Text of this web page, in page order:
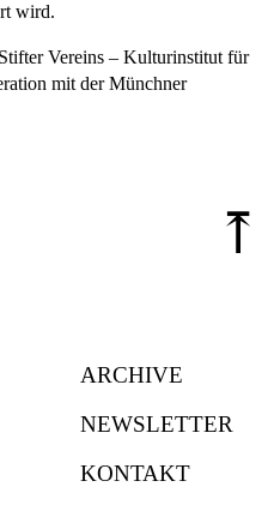
wird.
Vereins – Kulturinstitut für
mit der Münchner
⤒
ARCHIVE
NEWSLETTER
KONTAKT